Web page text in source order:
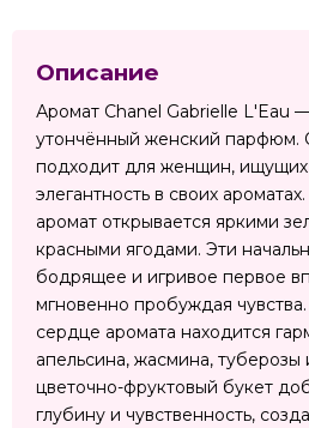
Описание
Аромат Chanel Gabrielle L'Eau
утончённый женский парфюм.
подходит для женщин, ищущих
элегантность в своих
аромат открывается яркими
красными ягодами. Эти
бодрящее и игривое первое
мгновенно пробуждая
сердце аромата находится
апельсина, жасмина, туберозы
цветочно-фруктовый букет
глубину и чувственность,